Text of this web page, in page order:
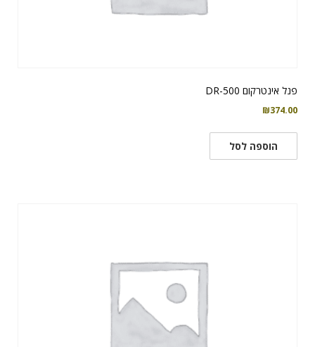
פנל אינטרקום DR-500
₪374.00
הוספה לסל